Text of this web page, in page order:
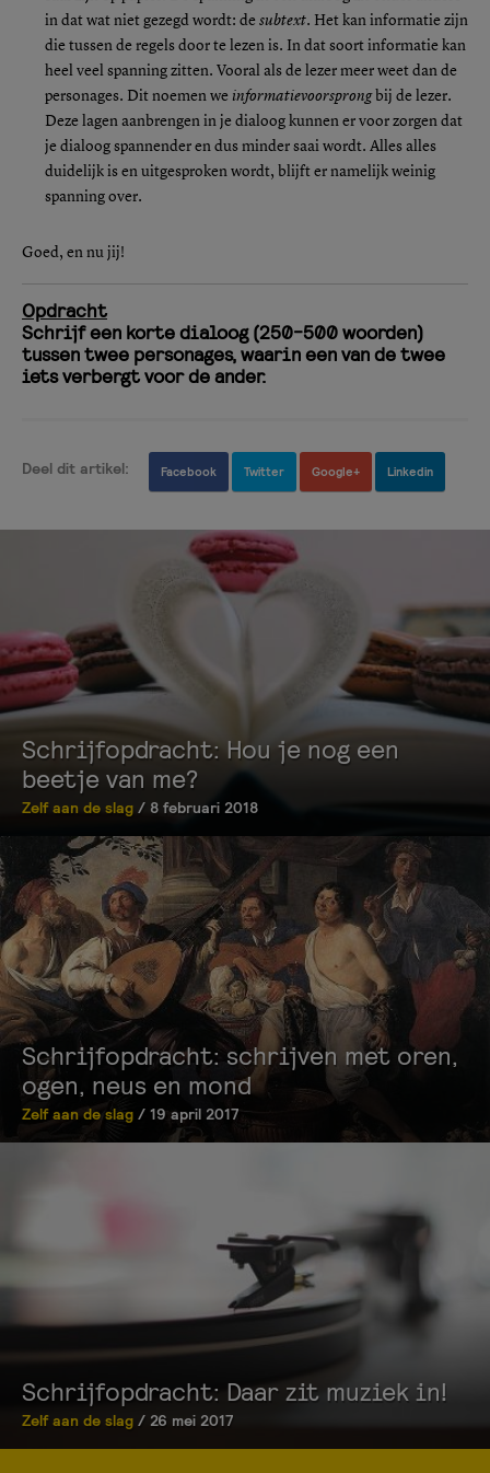
in dat wat niet gezegd wordt: de subtext. Het kan informatie zijn
die tussen de regels door te lezen is. In dat soort informatie kan
heel veel spanning zitten. Vooral als de lezer meer weet dan de
personages. Dit noemen we informatievoorsprongbij de lezer.
Deze lagen aanbrengen in je dialoog kunnen er voor zorgen dat
je dialoog spannender en dus minder saai wordt. Alles alles
duidelijk is en uitgesproken wordt, blijft er namelijk weinig
spanning over.
Goed, en nu jij!
Opdracht
Schrijf een korte dialoog (250-500 woorden)
tussen twee personages, waarin een van de twee
iets verbergt voor de ander.
Deel dit artikel: Facebook Twitter Google+ Linkedin
Schrijfopdracht: Hou je nog een
beetje van me?
Zelf aan de slag / 8 februari 2018
Schrijfopdracht: schrijven met oren,
ogen, neus en mond
Zelf aan de slag / 19 april 2017
Schrijfopdracht: Daar zit muziek in!
Zelf aan de slag / 26 mei 2017